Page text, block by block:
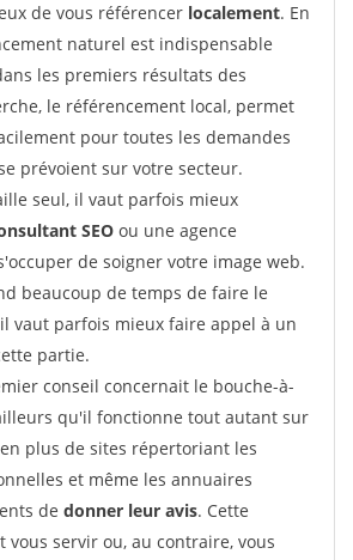
de vous référencer localement. En
naturel est indispensable
les premiers résultats des
le référencement local, permet
pour toutes les demandes
prévoient sur votre secteur.
seul, il vaut parfois mieux
SEO ou une agence
de soigner votre image web.
beaucoup de temps de faire le
vaut parfois mieux faire appel à un
partie.
conseil concernait le bouche-à-
qu'il fonctionne tout autant sur
plus de sites répertoriant les
et même les annuaires
de donner leur avis. Cette
vous servir ou, au contraire, vous